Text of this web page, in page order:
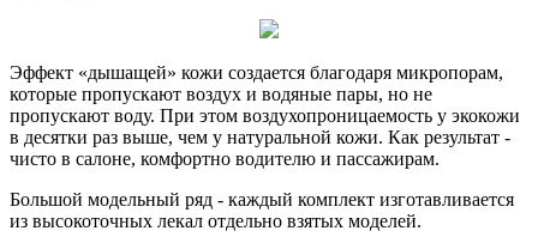
Эффект «дышащей» кожи создается благодаря микропорам,
которые пропускают воздух и водяные пары, но не
пропускают воду. При этом воздухопроницаемость у экокожи
в десятки раз выше, чем у натуральной кожи. Как результат -
чисто в салоне, комфортно водителю и пассажирам.
Большой модельный ряд - каждый комплект изготавливается
из высокоточных лекал отдельно взятых моделей.